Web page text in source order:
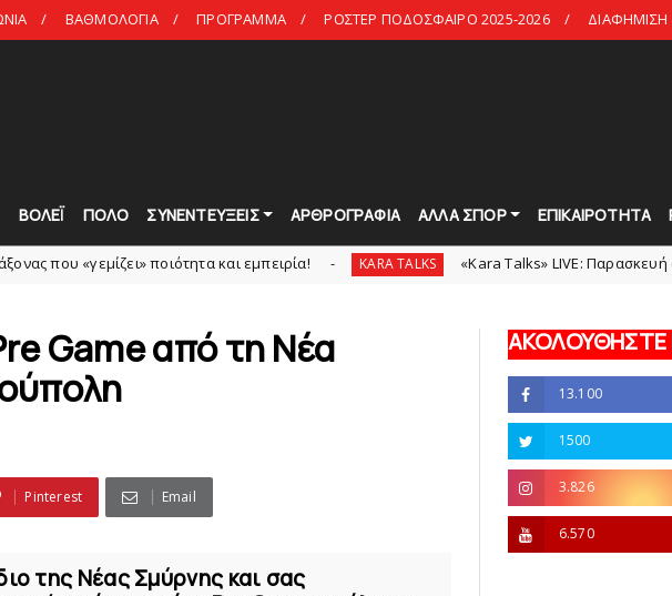
ΒΑΘΜΟΛΟΓΙΑ ΠΡΟΓΡΑΜΜΑ ΡΟΣΤΕΡ ΠΟΔΟΣΦΑΙΡΟ 2025-2026 ΔΙΑΦΗΜΙΣΗ
ΒΟΛΕΪ ΠΟΛΟ ΣΥΝΕΝΤΕΥΞΕΙΣ ΑΡΘΡΟΓΡΑΦΙΑ ΑΛΛΑ ΣΠΟΡ ΕΠΙΚΑΙΡΟΤΗΤΑ
ποιότητα και εμπειρία! KARA TALKS «Kara Talks» LIVE: Παρασκευή στις 21:00
Game από τη Νέα
Pinterest Email
της Νέας Σμύρνης και σας
13.100
1500
3.826
6.570